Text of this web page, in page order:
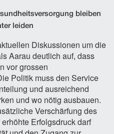
bleiben
leiden
Diskussionen um die
Aarau deutlich auf, dass
vor grossen
Politik muss den Service
und ausreichend
und wo nötig ausbauen.
Verschärfung des
Erfolgsdruck darf